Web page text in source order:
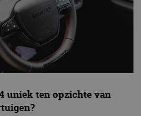
uniek ten opzichte van